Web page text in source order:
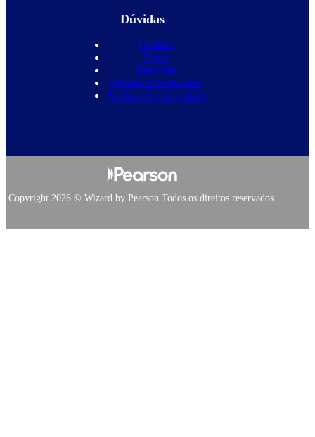
Dúvidas
Contato
Vagas
Parcerias
Perguntas frequentes
Política de privacidade
Copyright 2026 © Wizard by Pearson Todos os direitos reservados.